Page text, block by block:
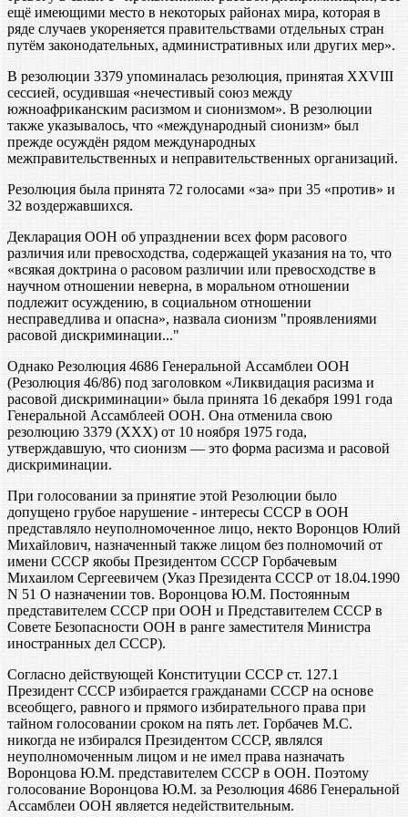
ещё имеющими место в некоторых районах мира, которая в
ряде случаев укореняется правительствами отдельных стран
путём законодательных, административных или других мер».
В резолюции 3379 упоминалась резолюция, принятая XXVIII
сессией, осудившая «нечестивый союз между
южноафриканским расизмом и сионизмом». В резолюции
также указывалось, что «международный сионизм» был
прежде осуждён рядом международных
межправительственных и неправительственных организаций.
Резолюция была принята 72 голосами «за» при 35 «против» и
32 воздержавшихся.
Декларация ООН об упразднении всех форм расового
различия или превосходства, содержащей указания на то, что
«всякая доктрина о расовом различии или превосходстве в
научном отношении неверна, в моральном отношении
подлежит осуждению, в социальном отношении
несправедлива и опасна», назвала сионизм "проявлениями
расовой дискриминации..."
Однако Резолюция 4686 Генеральной Ассамблеи ООН
(Резолюция 46/86) под заголовком «Ликвидация расизма и
расовой дискриминации» была принята 16 декабря 1991 года
Генеральной Ассамблеей ООН. Она отменила свою
резолюцию 3379 (ХХХ) от 10 ноября 1975 года,
утверждавшую, что сионизм — это форма расизма и расовой
дискриминации.
При голосовании за принятие этой Резолюции было
допущено грубое нарушение - интересы СССР в ООН
представляло неуполномоченное лицо, некто Воронцов Юлий
Михайлович, назначенный также лицом без полномочий от
имени СССР якобы Президентом СССР Горбачевым
Михаилом Сергеевичем (Указ Президента СССР от 18.04.1990
N 51 О назначении тов. Воронцова Ю.М. Постоянным
представителем СССР при ООН и Представителем СССР в
Совете Безопасности ООН в ранге заместителя Министра
иностранных дел СССР).
Согласно действующей Конституции СССР ст. 127.1
Президент СССР избирается гражданами СССР на основе
всеобщего, равного и прямого избирательного права при
тайном голосовании сроком на пять лет. Горбачев М.С.
никогда не избирался Президентом СССР, являлся
неуполномоченным лицом и не имел права назначать
Воронцова Ю.М. представителем СССР в ООН. Поэтому
голосование Воронцова Ю.М. за Резолюция 4686 Генеральной
Ассамблеи ООН является недействительным.